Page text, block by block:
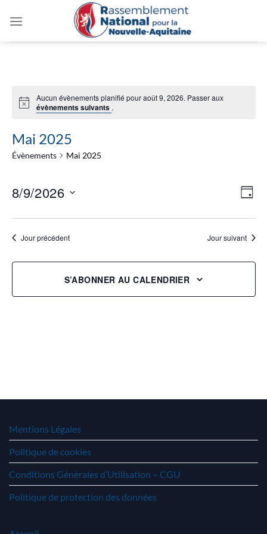
Aucun évènements planifié pour août 9, 2026. Passer aux
évènements suivants .
Mai 2025
Évènements Mai 2025
par
de
vues
JOUR
8/9/2026
date.Jour précédent Jour suivant
S’ABONNER AU CALENDRIER
Mentions Légales
Politique de cookies
Conditions Générales d’Utilisation – CGU
Politique de protection des données